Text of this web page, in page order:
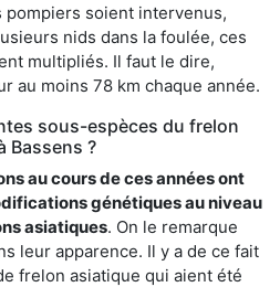
soient intervenus,
nids dans la foulée, ces
multipliés. Il faut le dire,
au moins 78 km chaque année.
sous-espèces du frelon
Bassens ?
au cours de ces années ont
génétiques au niveau
asiatiques. On le remarque
leur apparence. Il y a de ce fait
frelon asiatique qui aient été